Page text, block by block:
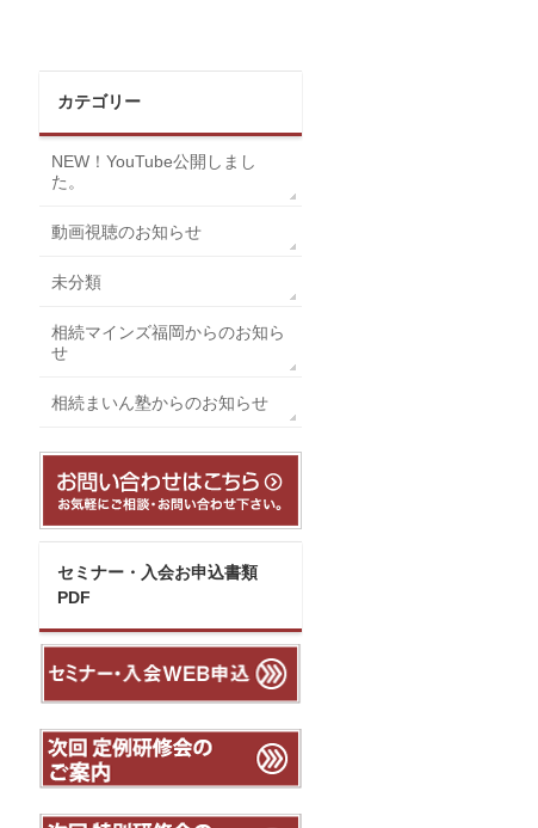
カテゴリー
NEW！YouTube公開しまし
た。
動画視聴のお知らせ
未分類
相続マインズ福岡からのお知ら
せ
相続まいん塾からのお知らせ
セミナー・入会お申込書類
PDF